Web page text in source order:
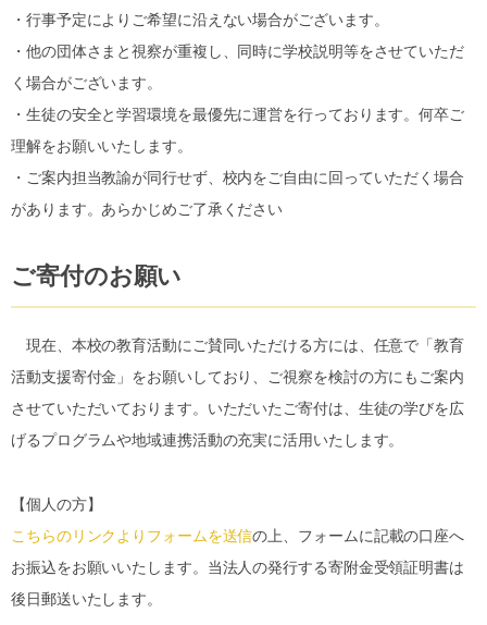
・行事予定によりご希望に沿えない場合がございます。
・他の団体さまと視察が重複し、同時に学校説明等をさせていただ
く場合がございます。
・生徒の安全と学習環境を最優先に運営を行っております。何卒ご
理解をお願いいたします。
・ご案内担当教諭が同行せず、校内をご自由に回っていただく場合
があります。あらかじめご了承ください
ご寄付のお願い
現在、本校の教育活動にご賛同いただける方には、任意で「教育
活動支援寄付金」をお願いしており、ご視察を検討の方にもご案内
させていただいております。いただいたご寄付は、生徒の学びを広
げるプログラムや地域連携活動の充実に活用いたします。
【個人の方】
こちらのリンクよりフォームを送信の上、フォームに記載の口座へ
お振込をお願いいたします。当法人の発行する寄附金受領証明書は
後日郵送いたします。